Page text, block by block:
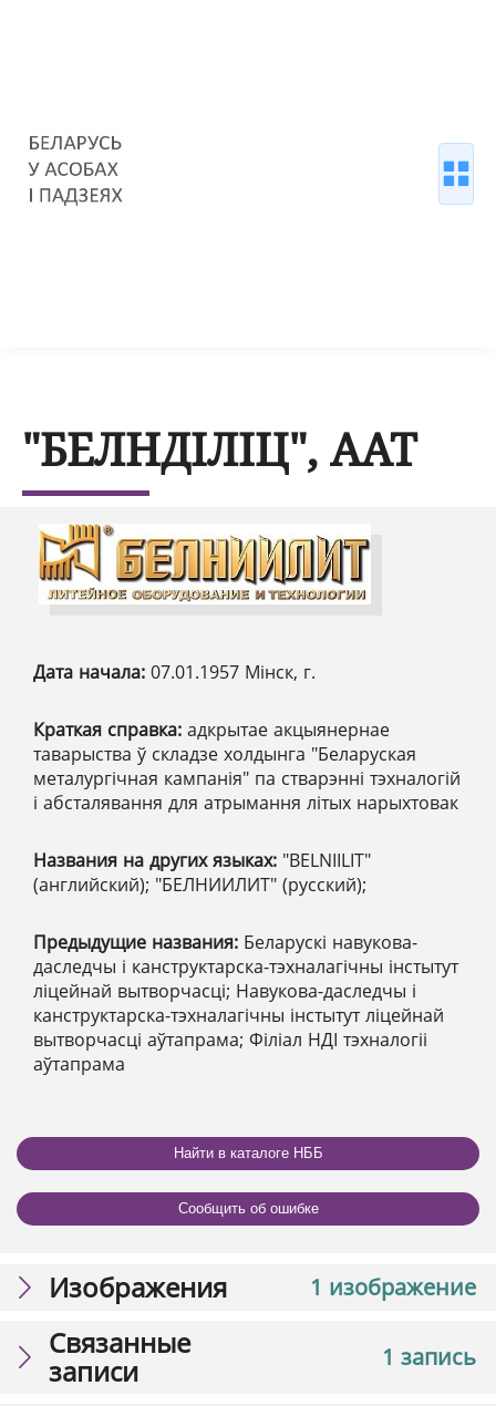
"БЕЛНДІЛІЦ", ААТ
Дата начала: 07.01.1957 Мінск, г.
Краткая справка: адкрытае акцыянернае
таварыства ў складзе холдынга "Беларуская
металургічная кампанія" па стварэнні тэхналогій
і абсталявання для атрымання літых нарыхтовак
Названия на других языках: "BELNIILIT"
(английский); "БЕЛНИИЛИТ" (русский);
Предыдущие названия: Беларускі навукова-
даследчы і канструктарска-тэхналагічны інстытут
ліцейнай вытворчасці; Навукова-даследчы і
канструктарска-тэхналагічны інстытут ліцейнай
вытворчасці аўтапрама; Філіал НДІ тэхналогіі
аўтапрама
Найти в каталоге НББ
Сообщить об ошибке
1 изображение
Изображения
1 запись
Связанные
записи